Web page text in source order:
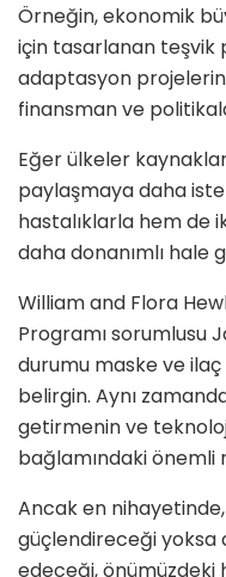
Örneğin, ekonomik
için tasarlanan teşvik
adaptasyon
finansman ve
Eğer ülkeler
paylaşmaya daha
hastalıklarla hem de
daha donanımlı hale
William and Flora
Programı sorumlusu
durumu maske ve
belirgin. Aynı
getirmenin ve
bağlamındaki önemli
Ancak en nihayetinde,
güçlendireceği yoksa
edeceği,önümüzdeki